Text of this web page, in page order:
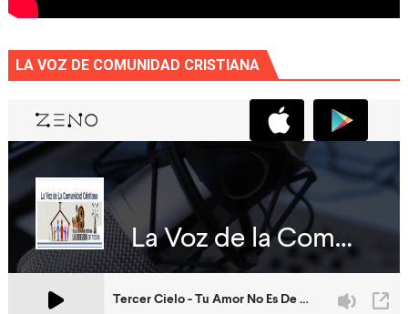
LA VOZ DE COMUNIDAD CRISTIANA